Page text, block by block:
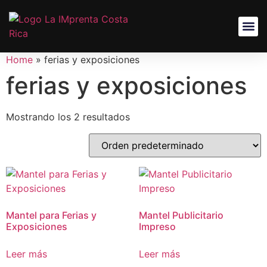
Home » ferias y exposiciones
ferias y exposiciones
Mostrando los 2 resultados
Mantel para Ferias y
Exposiciones
Leer más
Mantel Publicitario
Impreso
Leer más